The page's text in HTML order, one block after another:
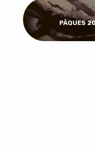
PÂQUES